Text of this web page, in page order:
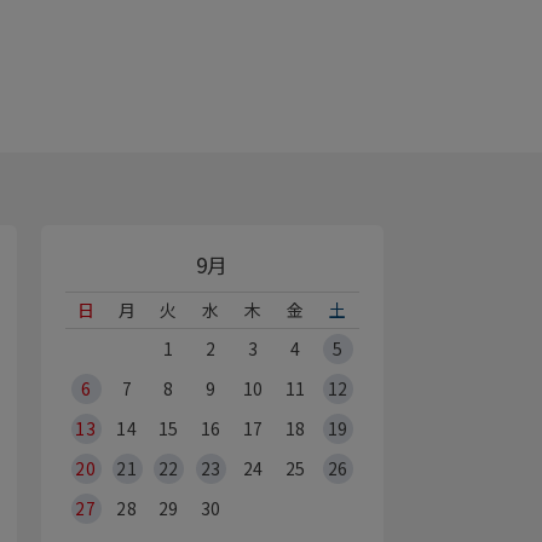
9月
日 月 火 水 木 金
土
1
2 3 4
5
6
7 8 9 10 11
12
13
14 15 16 17 18
19
20
21 22 23 24 25
26
27
28 29 30